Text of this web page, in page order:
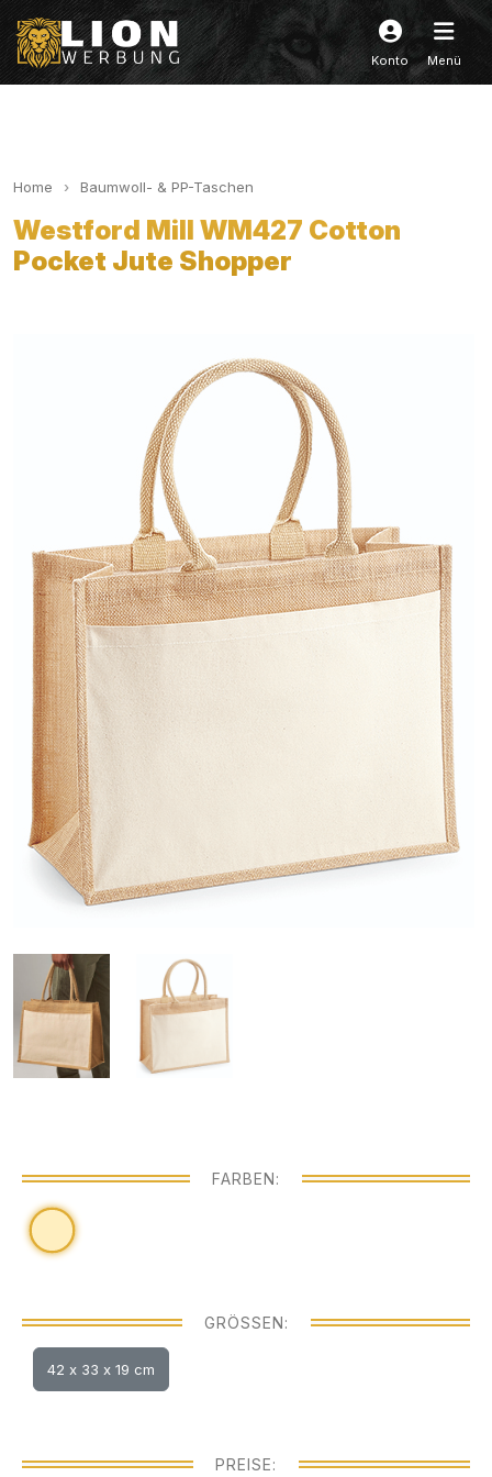
Konto Menü
Home Baumwoll- & PP-Taschen
Westford Mill WM427 Cotton
Pocket Jute Shopper
FARBEN:
GRÖSSEN:
42 x 33 x 19 cm
PREISE: